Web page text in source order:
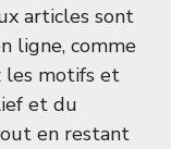
articles sont
ligne, comme
les motifs et
et du
en restant